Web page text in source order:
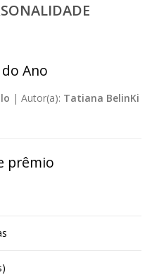
Ano
| Autor(a): Tatiana BelinKi
prêmio